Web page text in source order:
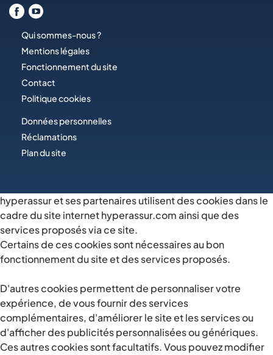
Qui sommes-nous ?
Mentions légales
Fonctionnement du site
Contact
Politique cookies
Données personnelles
Réclamations
Plan du site
hyperassur et ses partenaires utilisent des cookies dans le
cadre du site internet hyperassur.com ainsi que des
services proposés via ce site.
Certains de ces cookies sont nécessaires au bon
fonctionnement du site et des services proposés.
D'autres cookies permettent de personnaliser votre
expérience, de vous fournir des services
complémentaires, d'améliorer le site et les services ou
d'afficher des publicités personnalisées ou génériques.
Ces autres cookies sont facultatifs. Vous pouvez modifier